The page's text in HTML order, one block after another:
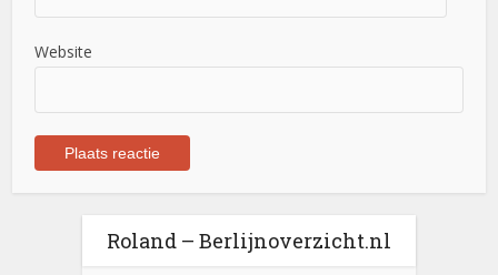
Website
Roland – Berlijnoverzicht.nl